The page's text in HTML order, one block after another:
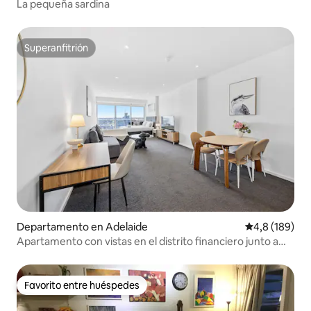
La pequeña sardina
Superanfitrión
Superanfitrión
Departamento en Adelaide Calificación
4,8 (189)
Apartamento con vistas en el distrito financiero junto a
Favorito entre huéspedes
Favorito entre huéspedes